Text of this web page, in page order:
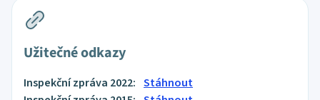
Užitečné odkazy
Inspekční zpráva 2022: Stáhnout